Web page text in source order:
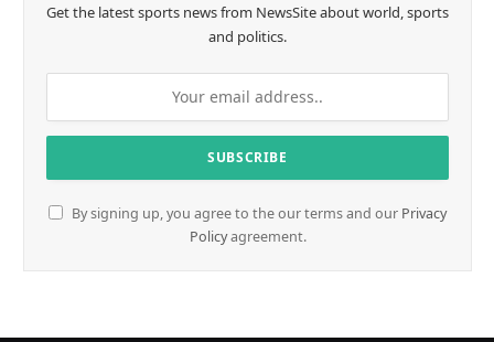
Get the latest sports news from NewsSite about world, sports
and politics.
By signing up, you agree to the our terms and our Privacy
Policyagreement.